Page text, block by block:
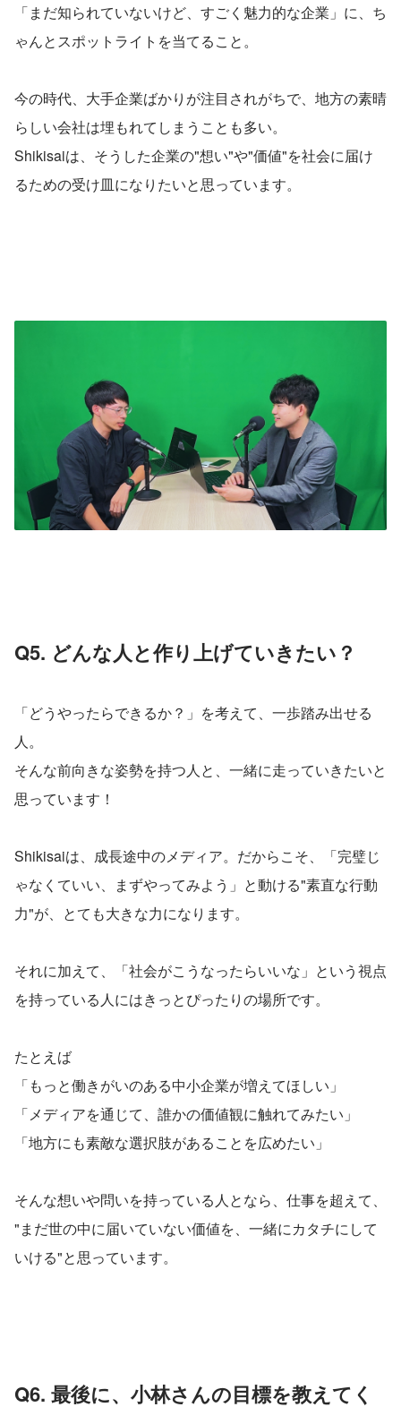
「まだ知られていないけど、すごく魅力的な企業」に、ち
ゃんとスポットライトを当てること。
今の時代、大手企業ばかりが注目されがちで、地方の素晴
らしい会社は埋もれてしまうことも多い。
Shikisaiは、そうした企業の"想い"や"価値"を社会に届け
るための受け皿になりたいと思っています。
Q5. どんな人と作り上げていきたい？
「どうやったらできるか？」を考えて、一歩踏み出せる
人。
そんな前向きな姿勢を持つ人と、一緒に走っていきたいと
思っています！
Shikisaiは、成長途中のメディア。だからこそ、「完璧じ
ゃなくていい、まずやってみよう」と動ける"素直な行動
力"が、とても大きな力になります。
それに加えて、「社会がこうなったらいいな」という視点
を持っている人にはきっとぴったりの場所です。
たとえば
「もっと働きがいのある中小企業が増えてほしい」
「メディアを通じて、誰かの価値観に触れてみたい」
「地方にも素敵な選択肢があることを広めたい」
そんな想いや問いを持っている人となら、仕事を超えて、
"まだ世の中に届いていない価値を、一緒にカタチにして
いける"と思っています。
Q6. 最後に、小林さんの目標を教えてく